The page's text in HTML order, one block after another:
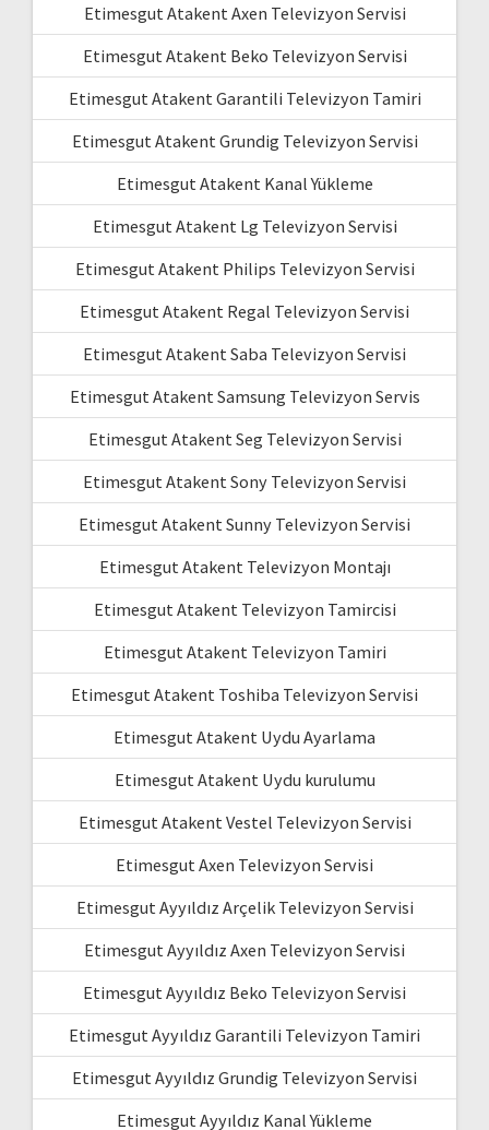
Etimesgut Atakent Axen Televizyon Servisi
Etimesgut Atakent Beko Televizyon Servisi
Etimesgut Atakent Garantili Televizyon Tamiri
Etimesgut Atakent Grundig Televizyon Servisi
Etimesgut Atakent Kanal Yükleme
Etimesgut Atakent Lg Televizyon Servisi
Etimesgut Atakent Philips Televizyon Servisi
Etimesgut Atakent Regal Televizyon Servisi
Etimesgut Atakent Saba Televizyon Servisi
Etimesgut Atakent Samsung Televizyon Servis
Etimesgut Atakent Seg Televizyon Servisi
Etimesgut Atakent Sony Televizyon Servisi
Etimesgut Atakent Sunny Televizyon Servisi
Etimesgut Atakent Televizyon Montajı
Etimesgut Atakent Televizyon Tamircisi
Etimesgut Atakent Televizyon Tamiri
Etimesgut Atakent Toshiba Televizyon Servisi
Etimesgut Atakent Uydu Ayarlama
Etimesgut Atakent Uydu kurulumu
Etimesgut Atakent Vestel Televizyon Servisi
Etimesgut Axen Televizyon Servisi
Etimesgut Ayyıldız Arçelik Televizyon Servisi
Etimesgut Ayyıldız Axen Televizyon Servisi
Etimesgut Ayyıldız Beko Televizyon Servisi
Etimesgut Ayyıldız Garantili Televizyon Tamiri
Etimesgut Ayyıldız Grundig Televizyon Servisi
Etimesgut Ayyıldız Kanal Yükleme